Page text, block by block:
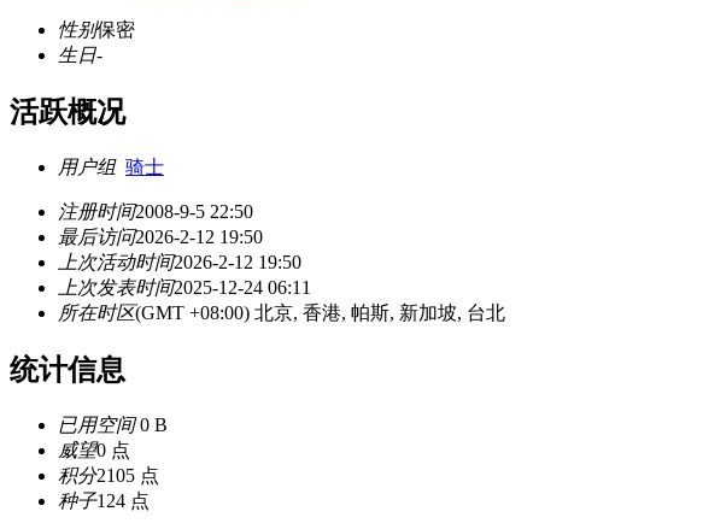
性别保密
生日-
活跃概况
用户组 骑士
注册时间2008-9-5 22:50
最后访问2026-2-12 19:50
上次活动时间2026-2-12 19:50
上次发表时间2025-12-24 06:11
所在时区(GMT +08:00) 北京, 香港, 帕斯, 新加坡, 台北
统计信息
已用空间0 B
威望0 点
积分2105 点
种子124 点